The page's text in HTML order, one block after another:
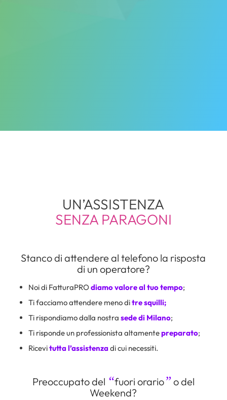
UN’ASSISTENZA
SENZA PARAGONI
Stanco di attendere al telefono la risposta
di un operatore?
Noi di FatturaPROdiamo valore al tuo tempo;
Ti facciamo attendere meno ditre squilli;
Ti rispondiamo dalla nostra sede di Milano;
Ti risponde un professionista altamentepreparato;
Ricevitutta l’assistenzadi cui necessiti.
Preoccupato del “fuori orario” o del
Weekend?